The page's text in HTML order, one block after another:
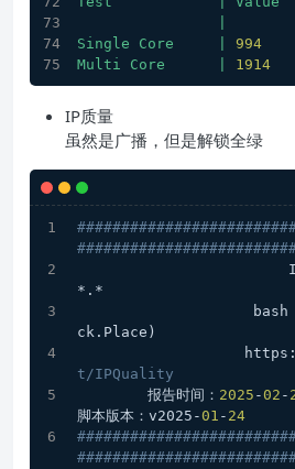
Single
Core
994
Multi
Core 1914
IP质量
虽然是广播，但是解锁全绿
*.*
ck.Place)
                   https:
t/IPQuality
        报告时间：
2025 -02 -
脚本版本：v2025-01 - 24